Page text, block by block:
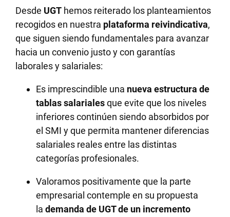
Desde UGT hemos reiterado los planteamientos
recogidos en nuestra plataforma reivindicativa,
que siguen siendo fundamentales para avanzar
hacia un convenio justo y con garantías
laborales y salariales:
Es imprescindible una nueva estructura de
tablas salarialesque evite que los niveles
inferiores continúen siendo absorbidos por
el SMI y que permita mantener diferencias
salariales reales entre las distintas
categorías profesionales.
Valoramos positivamente que la parte
empresarial contemple en su propuesta
lademanda de UGT de un incremento